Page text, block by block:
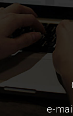
e-